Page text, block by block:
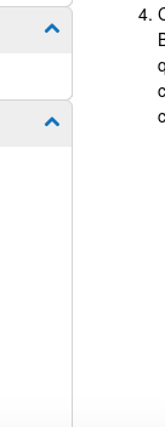
Mostrar/ocultar
Mostrar/ocultar